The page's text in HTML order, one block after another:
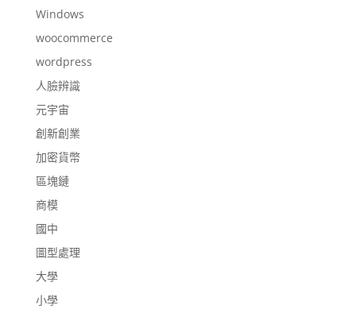
Windows
woocommerce
wordpress
人臉辨識
元宇宙
創新創業
加密貨幣
區塊鏈
商模
國中
圖型處理
大學
小學